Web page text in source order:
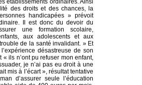
des droits et des chances, la
handicapées » prévoit
Il est donc du devoir du
une formation scolaire,
aux adolescents et aux
de la santé invalidant. » Et
désastreuse de son
ils n’ont pu refuser mon enfant,
je n’ai pas eu droit à une
mis à l’écart », résultat tentative
d’assurer seule l’éducation